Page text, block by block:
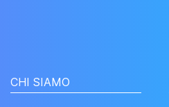
CHI SIAMO